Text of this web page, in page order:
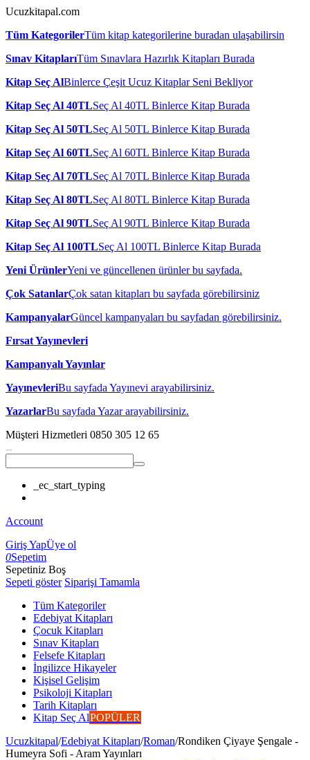
Ucuzkitapal.com
Tüm KategorilerTüm kitap kategorilerine buradan ulaşabilirsin
Sınav KitaplarıTüm Sınavlara Hazırlık Kitapları Burada
Kitap Seç AlBinlerce Çeşit Ucuz Kitaplar Seni Bekliyor
Kitap Seç Al 40TLSeç Al 40TL Binlerce Kitap Burada
Kitap Seç Al 50TLSeç Al 50TL Binlerce Kitap Burada
Kitap Seç Al 60TLSeç Al 60TL Binlerce Kitap Burada
Kitap Seç Al 70TLSeç Al 70TL Binlerce Kitap Burada
Kitap Seç Al 80TLSeç Al 80TL Binlerce Kitap Burada
Kitap Seç Al 90TLSeç Al 90TL Binlerce Kitap Burada
Kitap Seç Al 100TLSeç Al 100TL Binlerce Kitap Burada
Yeni ÜrünlerYeni ve güncellenen ürünler bu sayfada.
Çok SatanlarÇok satan kitapları bu sayfada görebilirsiniz
KampanyalarGüncel kampanyaları bu sayfadan görebilirsiniz.
Fırsat Yayınevleri
Kampanyalı Yayınlar
YayınevleriBu sayfada Yayınevi arayabilirsiniz.
YazarlarBu sayfada Yazar arayabilirsiniz.
Müşteri Hizmetleri 0850 305 12 65
_ec_start_typing
Account
Giriş YapÜye ol
0Sepetim
Sepetiniz Boş
Sepeti göster Siparişi Tamamla
Tüm Kategoriler
Edebiyat Kitapları
Çocuk Kitapları
Sınav Kitapları
Felsefe Kitapları
İngilizce Hikayeler
Kişisel Gelişim
Psikoloji Kitapları
Tarih Kitapları
Kitap Seç AlPOPÜLER
Ucuzkitapal/Edebiyat Kitapları/Roman/Rondiken Çiyaye Şengale -
Humeyra Sofi - Aram Yayınları